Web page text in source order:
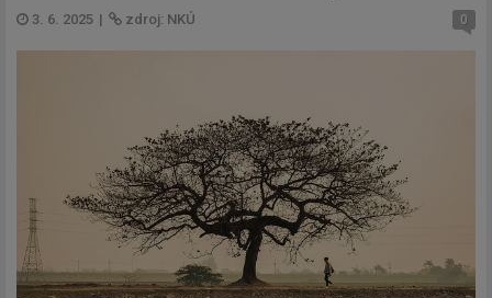
3. 6. 2025 | zdroj: NKÚ 0